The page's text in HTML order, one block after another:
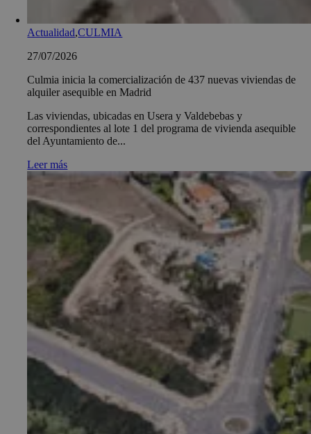
Actualidad,CULMIA
27/07/2026
Culmia inicia la comercialización de 437 nuevas viviendas de
alquiler asequible en Madrid
Las viviendas, ubicadas en Usera y Valdebebas y
correspondientes al lote 1 del programa de vivienda asequible
del Ayuntamiento de...
Leer más